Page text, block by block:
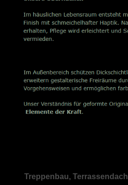
Treppenbau, Terrassendach